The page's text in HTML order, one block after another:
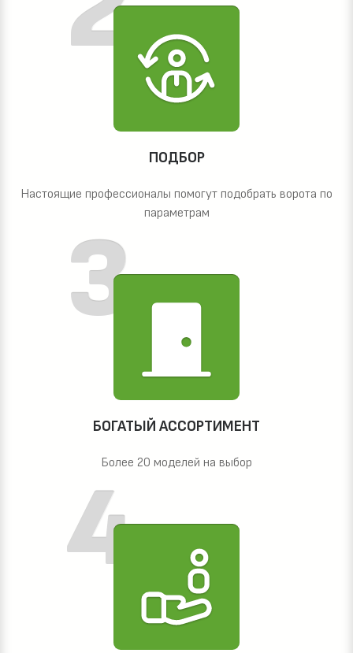
ПОДБОР
Настоящие профессионалы помогут подобрать ворота по
параметрам
БОГАТЫЙ АССОРТИМЕНТ
Более 20 моделей на выбор